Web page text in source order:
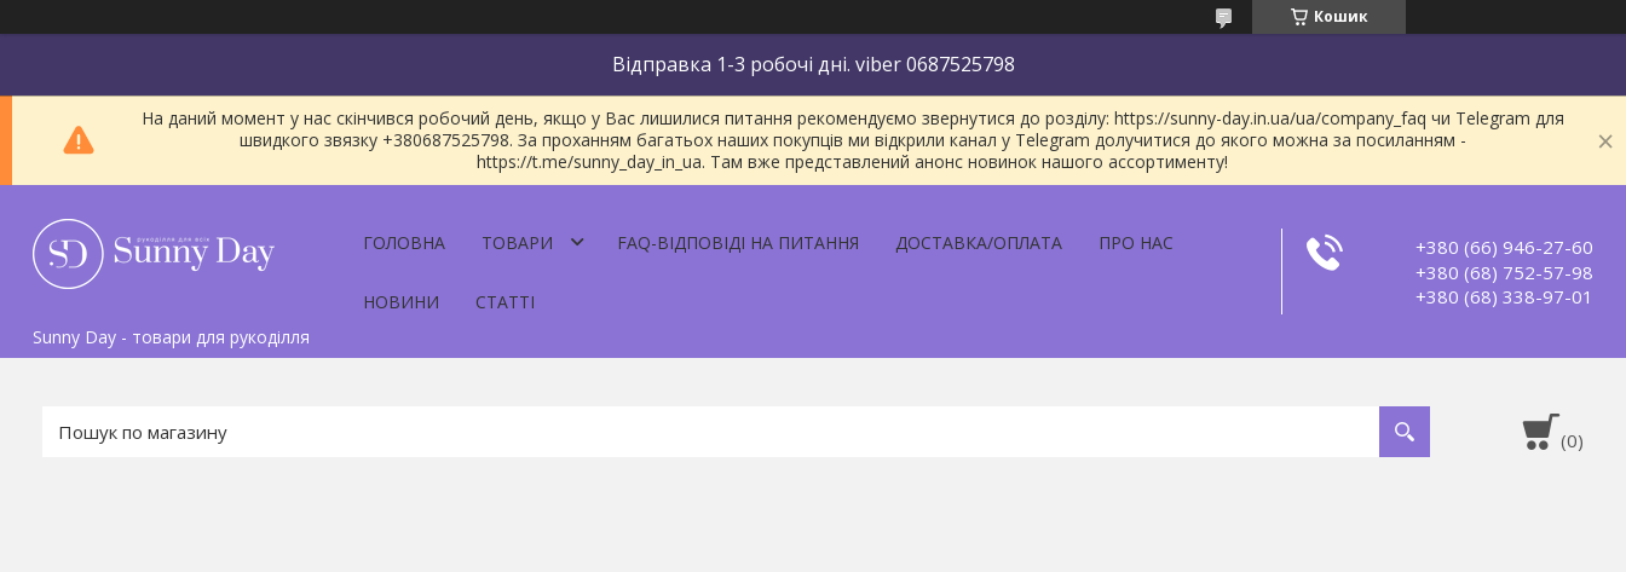
Кошик
Відправка 1-3 робочі дні. viber 0687525798
На даний момент у нас скінчився робочий день, якщо у Вас лишилися питання рекомендуємо звернутися до розділу: https://sunny-day.in.ua/ua/company_faq чи Telegram для
швидкого звязку +380687525798. За проханням багатьох наших покупців ми відкрили канал у Telegram долучитися до якого можна за посиланням -
https://t.me/sunny_day_in_ua. Там вже представлений анонс новинок нашого ассортименту!
Sunny Day - товари для рукоділля
ГОЛОВНА ТОВАРИ FAQ-ВІДПОВІДІ НА ПИТАННЯ ДОСТАВКА/ОПЛАТА ПРО НАС
НОВИНИ СТАТТІ
+380 (66) 946-27-60
+380 (68) 752-57-98
+380 (68) 338-97-01